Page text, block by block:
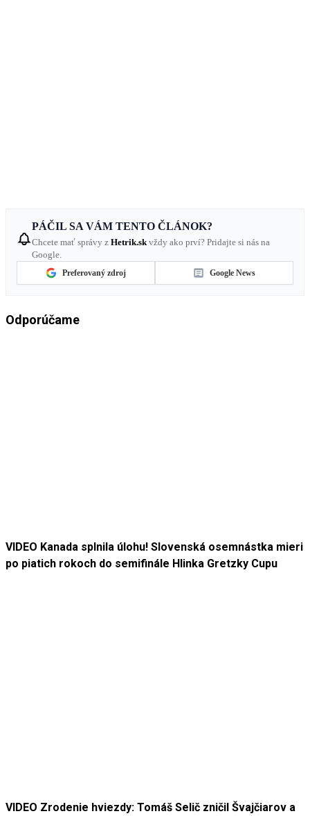
PÁČIL SA VÁM TENTO ČLÁNOK?
Chcete mať správy z Hetrik.skvždy ako prví? Pridajte si nás na
Google.
Preferovaný zdroj Google News
Odporúčame
VIDEO Kanada splnila úlohu! Slovenská osemnástka mieri
po piatich rokoch do semifinále Hlinka Gretzky Cupu
VIDEO Zrodenie hviezdy: Tomáš Selič zničil Švajčiarov a